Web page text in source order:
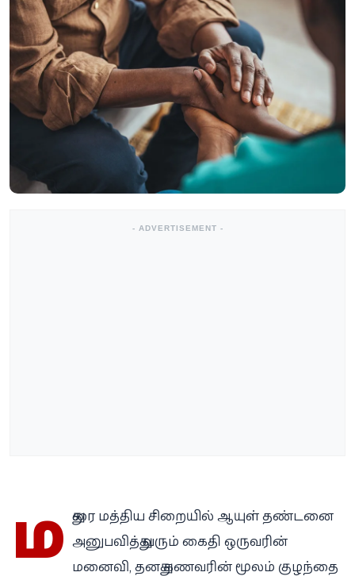
- ADVERTISEMENT -
ம துரை மத்திய சிறையில் ஆயுள் தண்டனை
அனுபவித்து வரும் கைதி ஒருவரின்
மனைவி, தனது கணவரின் மூலம் குழந்தை